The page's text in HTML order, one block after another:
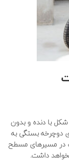
دو شکل با دنده و بدون
دوچرخه بستگی به
در مسیر‌های مسطح
داشت.